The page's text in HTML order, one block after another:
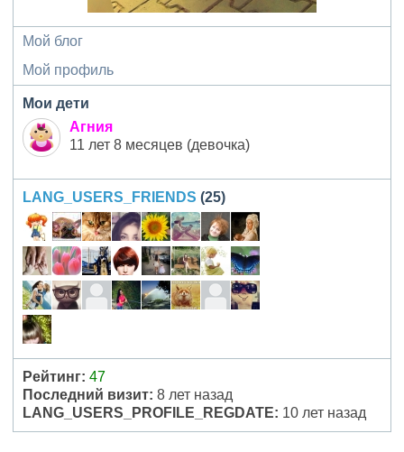
Мой блог
Мой профиль
Мои дети
Агния
11 лет 8 месяцев (девочка)
LANG_USERS_FRIENDS (25)
Рейтинг: 47
Последний визит: 8 лет назад
LANG_USERS_PROFILE_REGDATE: 10 лет назад